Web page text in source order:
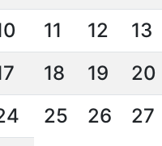
11 12 13
18 19 20
25 26 27